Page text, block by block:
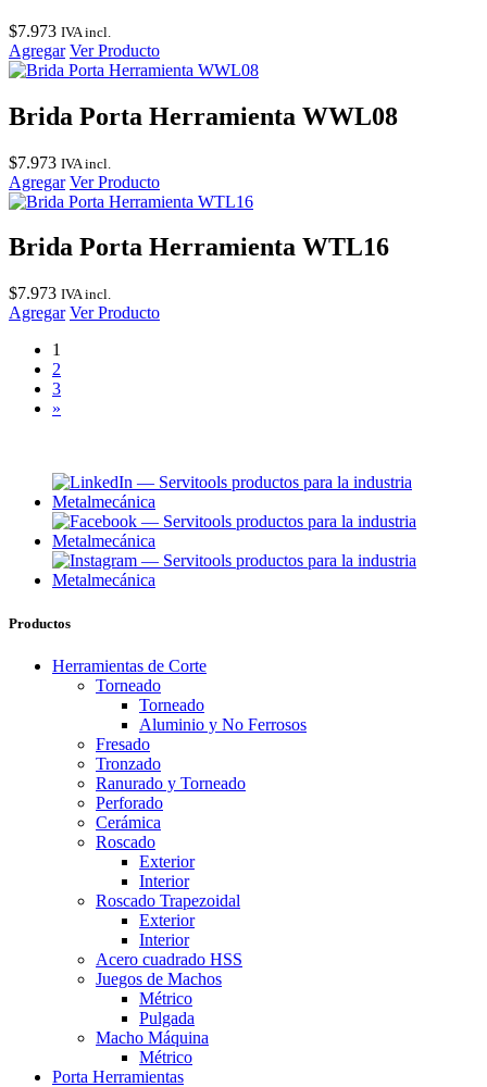
$7.973 IVA incl.
Agregar Ver Producto
Brida Porta Herramienta WWL08
$7.973 IVA incl.
Agregar Ver Producto
Brida Porta Herramienta WTL16
$7.973 IVA incl.
Agregar Ver Producto
1
2
3
»
Productos
Herramientas de Corte
Torneado
Torneado
Aluminio y No Ferrosos
Fresado
Tronzado
Ranurado y Torneado
Perforado
Cerámica
Roscado
Exterior
Interior
Roscado Trapezoidal
Exterior
Interior
Acero cuadrado HSS
Juegos de Machos
Métrico
Pulgada
Macho Máquina
Métrico
Porta Herramientas